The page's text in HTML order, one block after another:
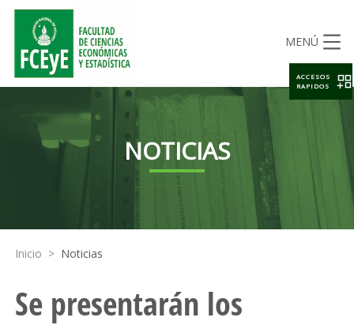
MENÚ
NOTICIAS
Inicio > Noticias
Se presentarán los
ACCESOS
RAPIDOS